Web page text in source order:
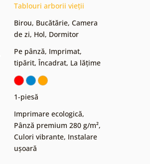
Tablouri arborii vieții
Birou, Bucătărie, Camera
de zi, Hol, Dormitor
Pe pânză, Imprimat,
tipărit,Încadrat, La lățime
1-piesă
Imprimare ecologică,
Pânză premium 280 g/m²,
Culori vibrante, Instalare
ușoară